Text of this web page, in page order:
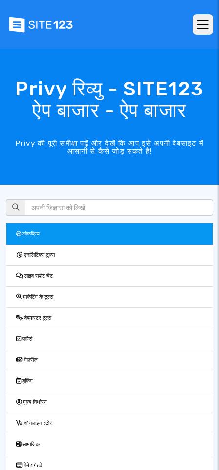
Privy रिव्यु - SITE123
ऐप बाजार - ऐप बाजार
Privy की पूरी समीक्षा पढ़ें और देखें कि आप इसे अपनी वेबसाइट में
आसानी से कैसे जोड़ सकते हैं!
लोकप्रिय
एनालिटिक्स टूल्स
लाइव सपोर्ट चैट
मार्केटिंग के टूल्स
वेबमास्टर टूल्स
फॉर्म्स
गैलरीज़
बुकिंग
मूल्य निर्धारण
ऑनलाइन स्टोर
सामाजिक
पेमेंट गेटवे